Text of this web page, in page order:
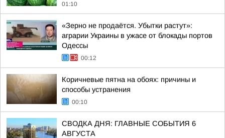
01:10
«Зерно не продаётся. Убытки растут»:
аграрии Украины в ужасе от блокады портов
Одессы
00:12
Коричневые пятна на обоях: причины и
способы устранения
00:10
СВОДКА ДНЯ: ГЛАВНЫЕ СОБЫТИЯ 6
АВГУСТА